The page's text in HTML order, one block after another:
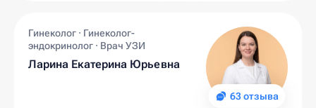
63 отзыва
Гинеколог · Гинеколог-
эндокринолог · Врач УЗИ
Ларина Екатерина Юрьевна